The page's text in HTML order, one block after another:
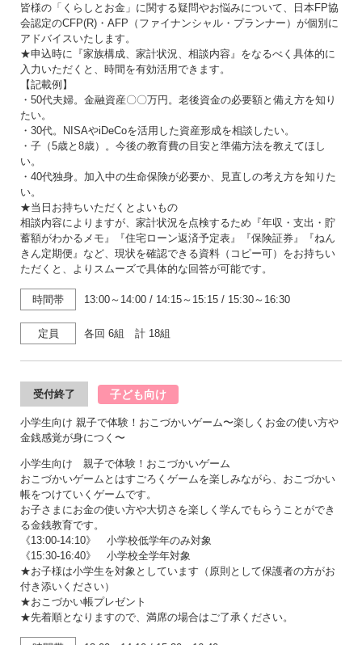
皆様の「くらしとお金」に関する疑問やお悩みについて、日本FP協
会認定のCFP(R)・AFP（ファイナンシャル・プランナー）が個別に
アドバイスいたします。
★申込時に『家族構成、家計状況、相談内容』をなるべく具体的に
入力いただくと、時間を有効活用できます。
【記載例】
・50代夫婦。金融資産〇〇万円。老後資金の必要額と備え方を知り
たい。
・30代。NISAやiDeCoを活用した資産形成を相談したい。
・子（5歳と8歳）。今後の教育費の目安と準備方法を教えてほし
い。
・40代独身。加入中の生命保険が必要か、見直しの考え方を知りた
い。
★当日お持ちいただくとよいもの
相談内容によりますが、家計状況を点検するため『年収・支出・貯
蓄額がわかるメモ』『住宅ローン返済予定表』『保険証券』『ねん
きん定期便』など、現状を確認できる資料（コピー可）をお持ちい
ただくと、よりスムーズで具体的な回答が可能です。
時間帯 13:00～14:00 / 14:15～15:15 / 15:30～16:30
定員 各回 6組 計 18組
受付終了 子ども向け
小学生向け 親子で体験！おこづかいゲーム〜楽しくお金の使い方や
金銭感覚が身につく〜
小学生向け 親子で体験！おこづかいゲーム
おこづかいゲームとはすごろくゲームを楽しみながら、おこづかい
帳をつけていくゲームです。
お子さまにお金の使い方や大切さを楽しく学んでもらうことができ
る金銭教育です。
《13:00-14:10》 小学校低学年のみ対象
《15:30-16:40》 小学校全学年対象
★お子様は小学生を対象としています（原則として保護者の方がお
付き添いください）
★おこづかい帳プレゼント
★先着順となりますので、満席の場合はご了承ください。